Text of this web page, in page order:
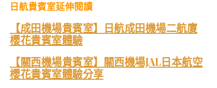
日航貴賓室延伸閱讀
【成田機場貴賓室】日航成田機場二航廈
櫻花貴賓室體驗
【關西機場貴賓室】關西機場JAL日本航空
櫻花貴賓室體驗分享